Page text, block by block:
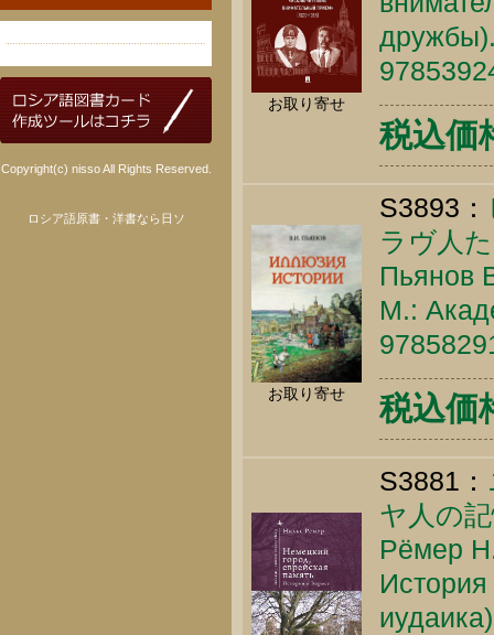
Copyright(c) nisso All Rights Reserved.
ロシア語原書・洋書なら日ソ
お取り寄せ
税込価
お取り寄せ
S3893：
ラヴ人
Пьянов
М.:
税込価
S3881：
ヤ人の
Рёмер